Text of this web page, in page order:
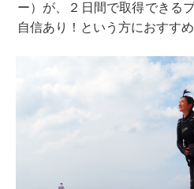
ー）が、２日間で取得できる
自信あり！という方におすすめ